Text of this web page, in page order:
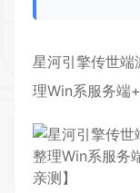
星河引擎传世端
理Win系服务端